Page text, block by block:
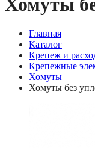
Главная
Каталог
Крепеж и
Крепежные
Хомуты
Хомуты без